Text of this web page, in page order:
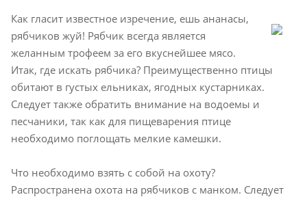
Как гласит известное изречение, ешь ананасы,
рябчиков жуй! Рябчик всегда является
желанным трофеем за его вкуснейшее мясо.
Итак, где искать рябчика? Преимущественно птицы
обитают в густых ельниках, ягодных кустарниках.
Следует также обратить внимание на водоемы и
песчаники, так как для пищеварения птице
необходимо поглощать мелкие камешки.
Что необходимо взять с собой на охоту?
Распространена охота на рябчиков с манком. Следует